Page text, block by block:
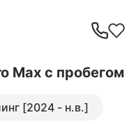
Max с пробегом
[2024 - н.в.]